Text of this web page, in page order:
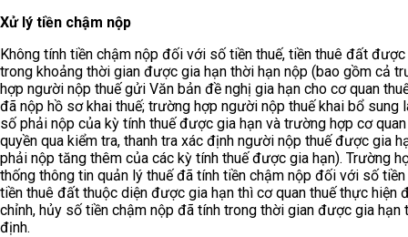
Xử lý tiền chậm nộp
Không tính tiền chậm nộp đối với số tiền thuế, tiền thuê đất được
trong khoảng thời gian được gia hạn thời hạn nộp (bao gồm cả
hợp người nộp thuế gửi Văn bản đề nghị gia hạn cho cơ quan
đã nộp hồ sơ khai thuế; trường hợp người nộp thuế khai bổ sung
số phải nộp của kỳ tính thuế được gia hạn và trường hợp cơ
quyền qua kiểm tra, thanh tra xác định người nộp thuế được gia
phải nộp tăng thêm của các kỳ tính thuế được gia hạn). Trường
thống thông tin quản lý thuế đã tính tiền chậm nộp đối với số tiền
tiền thuê đất thuộc diện được gia hạn thì cơ quan thuế thực hiện
chỉnh, hủy số tiền chậm nộp đã tính trong thời gian được gia hạn
định.